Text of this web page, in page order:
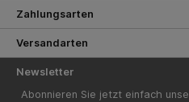
Zahlungsarten
Versandarten
Newsletter
Abonnieren Sie jetzt einfach